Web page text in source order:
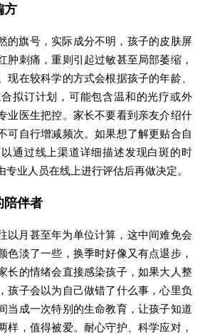
方
的旗号，实际成分不明，孩子的皮肤屏
肿刺痛，重则引起过敏甚至局部萎缩，
现在较科学的方式会根据孩子的年龄、
拟订计划，可能包含温和的光疗或外
业医生把控。家长不要看到亲友介绍什
可自行增减频次。如果想了解更贴合自
通过线上渠道详细描述发现白斑的时
业人员在线上进行评估后再做决定。
陪伴者
以月甚至年为单位计算，这中间难免会
色淡了一些，换季时好像又有点退步，
长的情绪会直接感染孩子，如果大人整
孩子会以为自己做错了什么事，心里负
当成一次特别的生命教育，让孩子知道
样，值得被爱。耐心守护、科学应对，